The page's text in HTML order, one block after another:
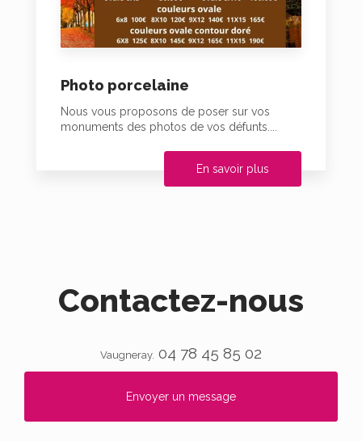
Photo porcelaine
Nous vous proposons de poser sur vos
monuments des photos de vos défunts....
En savoir plus
Contactez-nous
Vaugneray. 04 78 45 85 02
Envoyer un message